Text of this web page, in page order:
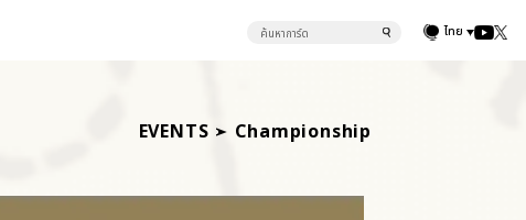
ไทย
EVENTS Championship